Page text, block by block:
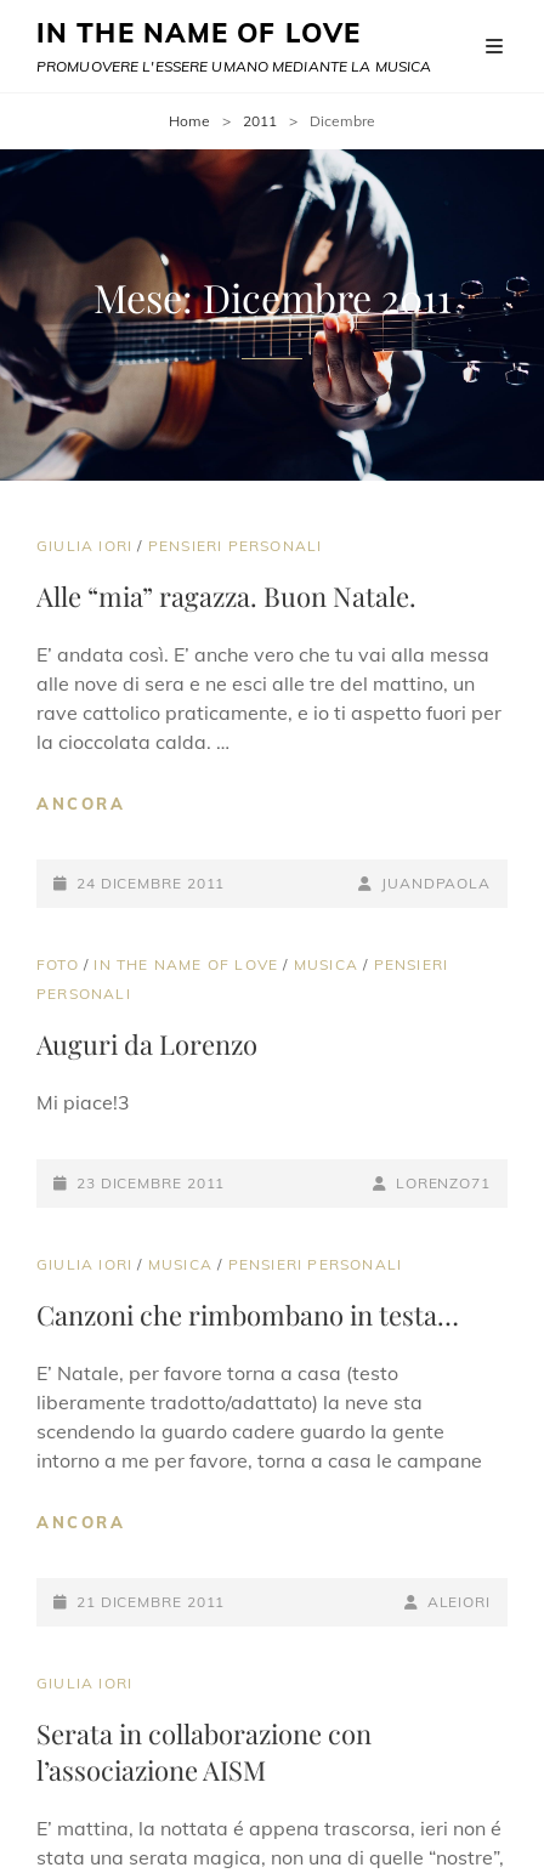
IN THE NAME OF LOVE
PROMUOVERE L'ESSERE UMANO MEDIANTE LA MUSICA
Home > 2011 > Dicembre
Mese:Dicembre 2011
CAT
GIULIA IORI / PENSIERI PERSONALI
Alle “mia” ragazza. Buon Natale.
E’ andata così. E’ anche vero che tu vai alla messa
alle nove di sera e ne esci alle tre del mattino, un
rave cattolico praticamente, e io ti aspetto fuori per
la cioccolata calda. …
ANCORA
BUON
POSTED-
24 DICEMBRE 2011
BY
BYLINE
JUANDPAOLA
CAT
LINKS
FOTO / IN THE NAME OF LOVE / MUSICA / PENSIERI
PERSONALI
Auguri da Lorenzo
Mi piace!3
POSTED-
23 DICEMBRE 2011
BY
BYLINE
LORENZO71
CAT
GIULIA IORI / MUSICA / PENSIERI PERSONALI
Canzoni che rimbombano in testa…
E’ Natale, per favore torna a casa (testo
liberamente tradotto/adattato) la neve sta
scendendo la guardo cadere guardo la gente
intorno a me per favore, torna a casa le campane
ANCORA
IN
POSTED-
21 DICEMBRE 2011
BY
BYLINE
ALEIORI
CAT
GIULIA IORI
Serata in collaborazione con
l’associazione AISM
E’ mattina, la nottata é appena trascorsa, ieri non é
stata una serata magica, non una di quelle “nostre”,